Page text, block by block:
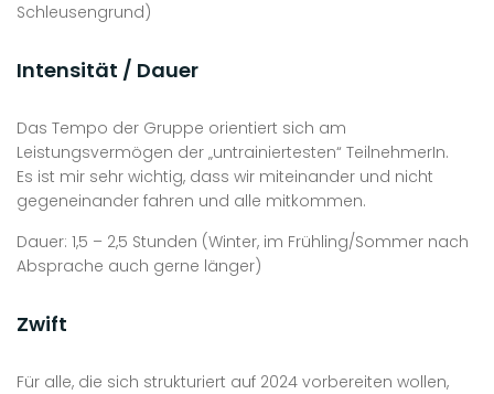
Schleusengrund)
Intensität / Dauer
Das Tempo der Gruppe orientiert sich am
Leistungsvermögen der „untrainiertesten“ TeilnehmerIn.
Es ist mir sehr wichtig, dass wir miteinander und nicht
gegeneinander fahren und alle mitkommen.
Dauer: 1,5 – 2,5 Stunden (Winter, im Frühling/Sommer nach
Absprache auch gerne länger)
Zwift
Für alle, die sich strukturiert auf 2024 vorbereiten wollen,